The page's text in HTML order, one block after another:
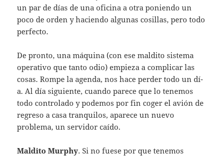
un par de dí­as de una oficina a otra poniendo un
poco de orden y haciendo algunas cosillas, pero todo
perfecto.
De pronto, una máquina (con ese maldito sistema
operativo que tanto odio) empieza a complicar las
cosas. Rompe la agenda, nos hace perder todo un dí­
a. Al dí­a siguiente, cuando parece que lo tenemos
todo controlado y podemos por fin coger el avión de
regreso a casa tranquilos, aparece un nuevo
problema, un servidor caí­do.
Maldito Murphy. Si no fuese por que tenemos